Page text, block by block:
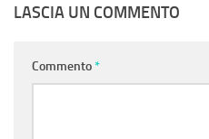
LASCIA UN COMMENTO
Commento*